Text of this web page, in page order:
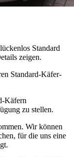
Standard
zeigen.
Standard-Käfer-
Käfern
zu stellen.
Wir können
für die uns eine